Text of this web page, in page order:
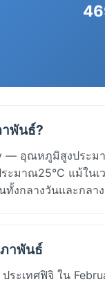
าพันธ์?
— อุณหภูมิสูงประม
าณ25°C แม้ในเ
ทั้งกลางวันและกลา
าพันธ์
ะเทศฟิจิ ใน